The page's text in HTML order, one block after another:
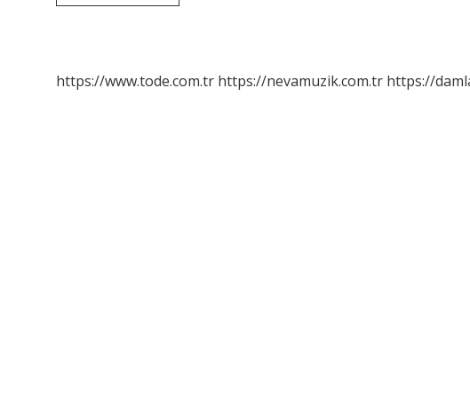
Nedir
https://www.tode.com.tr https://nevamuzik.com.tr https://